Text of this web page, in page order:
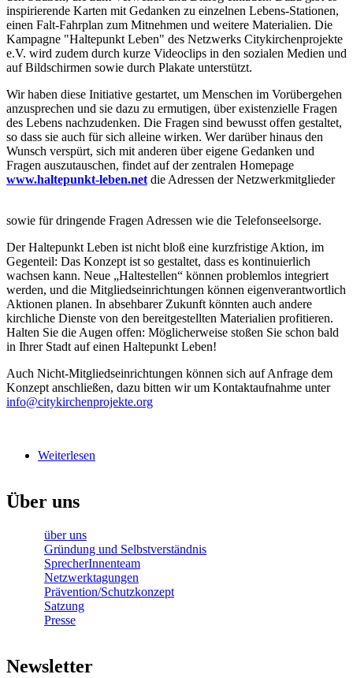
inspirierende Karten mit Gedanken zu einzelnen Lebens-Stationen,
einen Falt-Fahrplan zum Mitnehmen und weitere Materialien. Die
Kampagne "Haltepunkt Leben" des Netzwerks Citykirchenprojekte
e.V. wird zudem durch kurze Videoclips in den sozialen Medien und
auf Bildschirmen sowie durch Plakate unterstützt.
Wir haben diese Initiative gestartet, um Menschen im Vorübergehen
anzusprechen und sie dazu zu ermutigen, über existenzielle Fragen
des Lebens nachzudenken. Die Fragen sind bewusst offen gestaltet,
so dass sie auch für sich alleine wirken. Wer darüber hinaus den
Wunsch verspürt, sich mit anderen über eigene Gedanken und
Fragen auszutauschen, findet auf der zentralen Homepage
www.haltepunkt-leben.net die Adressen der Netzwerkmitglieder
haltepunkt-schild.jpg
sowie für dringende Fragen Adressen wie die Telefonseelsorge.
Der Haltepunkt Leben ist nicht bloß eine kurzfristige Aktion, im
Gegenteil: Das Konzept ist so gestaltet, dass es kontinuierlich
wachsen kann. Neue „Haltestellen“ können problemlos integriert
werden, und die Mitgliedseinrichtungen können eigenverantwortlich
Aktionen planen. In absehbarer Zukunft könnten auch andere
kirchliche Dienste von den bereitgestellten Materialien profitieren.
Halten Sie die Augen offen: Möglicherweise stoßen Sie schon bald
in Ihrer Stadt auf einen Haltepunkt Leben!
Auch Nicht-Mitgliedseinrichtungen können sich auf Anfrage dem
Konzept anschließen, dazu bitten wir um Kontaktaufnahme unter
info@citykirchenprojekte.org
haltepunkt-bank.jpg
Weiterlesen
Über uns
über uns
Gründung und Selbstverständnis
SprecherInnenteam
Netzwerktagungen
Prävention/Schutzkonzept
Satzung
Presse
Newsletter